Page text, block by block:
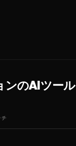
ンのAIツール
チ